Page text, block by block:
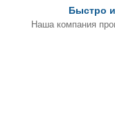
Быстро
Наша компания